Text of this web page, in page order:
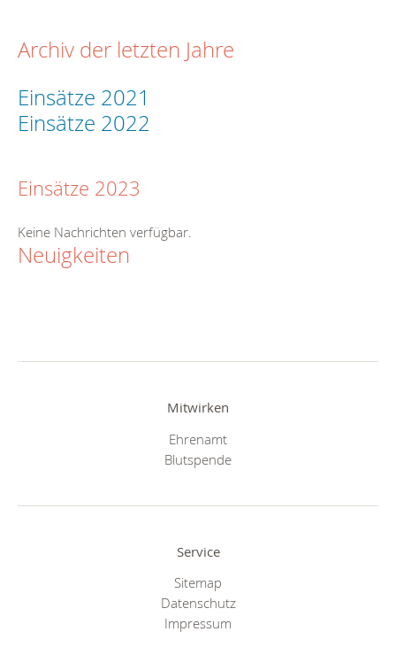
Archiv der letzten Jahre
Einsätze 2021
Einsätze 2022
Einsätze 2023
Keine Nachrichten verfügbar.
Neuigkeiten
Mitwirken
Ehrenamt
Blutspende
Service
Sitemap
Datenschutz
Impressum